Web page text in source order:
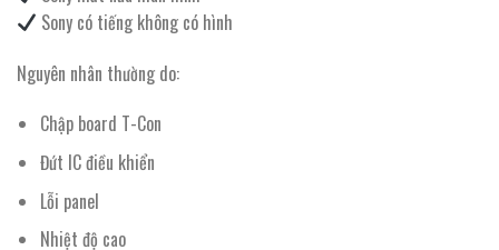
Sony có tiếng không có hình
Nguyên nhân thường do:
Chập board T-Con
Đứt IC điều khiển
Lỗi panel
Nhiệt độ cao